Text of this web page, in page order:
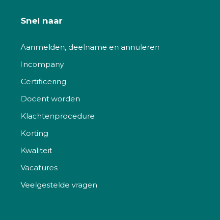
Snel naar
Aanmelden, deelname en annuleren
Incompany
Certificering
Docent worden
Klachtenprocedure
Korting
Kwaliteit
Vacatures
Veelgestelde vragen